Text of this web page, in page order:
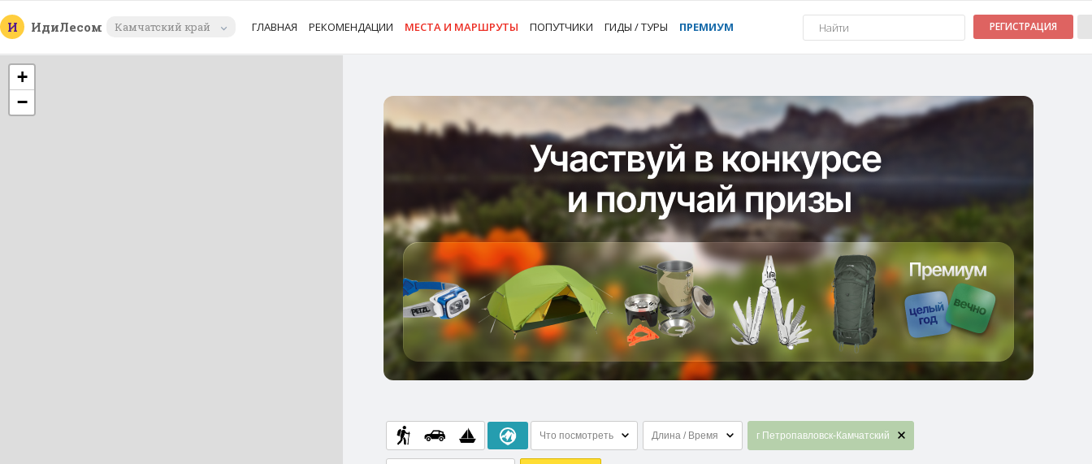
И ИдиЛесом Камчатский край ГЛАВНАЯ РЕКОМЕНДАЦИИ МЕСТА И МАРШРУТЫ ПОПУТЧИКИ ГИДЫ / ТУРЫ ПРЕМИУМ РЕГИСТРАЦИЯ
+
−
Что посмотреть Длина / Время г Петропавловск-Камчатский